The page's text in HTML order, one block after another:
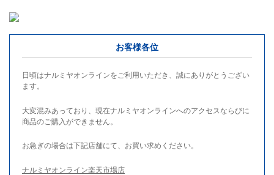
お客様各位
日頃はナルミヤオンラインをご利用いただき、誠にありがとうござい
ます。
大変混みあっており、現在ナルミヤオンラインへのアクセスならびに
商品のご購入ができません。
お急ぎの場合は下記店舗にて、お買い求めください。
ナルミヤオンライン楽天市場店